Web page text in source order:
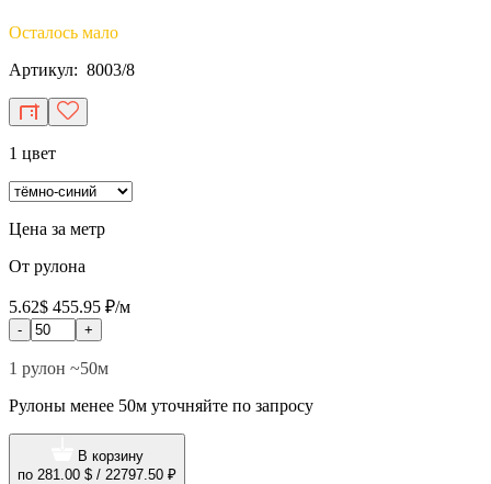
Осталось мало
Артикул: 8003/8
1 цвет
Цена за метр
От рулона
5.62$ 455.95 ₽/м
- +
1 рулон ~50м
Рулоны менее 50м уточняйте по запросу
В корзину
по 281.00 $ / 22797.50 ₽